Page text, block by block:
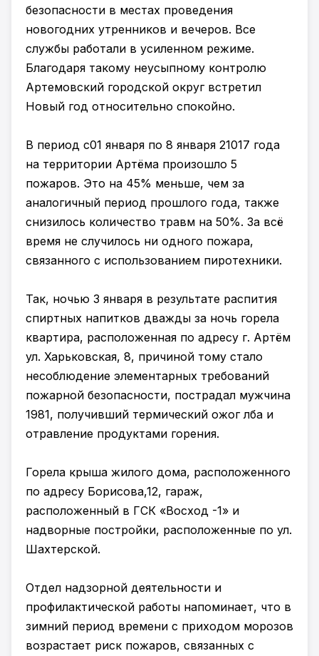
безопасности в местах проведения
новогодних утренников и вечеров. Все
службы работали в усиленном режиме.
Благодаря такому неусыпному контролю
Артемовский городской округ встретил
Новый год относительно спокойно.
В период с01 января по 8 января 21017 года
на территории Артёма произошло 5
пожаров. Это на 45% меньше, чем за
аналогичный период прошлого года, также
снизилось количество травм на 50%. За всё
время не случилось ни одного пожара,
связанного с использованием пиротехники.
Так, ночью 3 января в результате распития
спиртных напитков дважды за ночь горела
квартира, расположенная по адресу г. Артём
ул. Харьковская, 8, причиной тому стало
несоблюдение элементарных требований
пожарной безопасности, пострадал мужчина
1981, получивший термический ожог лба и
отравление продуктами горения.
Горела крыша жилого дома, расположенного
по адресу Борисова,12, гараж,
расположенный в ГСК «Восход -1» и
надворные постройки, расположенные по ул.
Шахтерской.
Отдел надзорной деятельности и
профилактической работы напоминает, что в
зимний период времени с приходом морозов
возрастает риск пожаров, связанных с